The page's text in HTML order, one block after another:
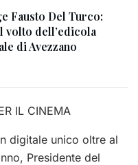
Fausto Del Turco:
volto dell’edicola
di Avezzano
IL CINEMA
digitale unico oltre al
Presidente del